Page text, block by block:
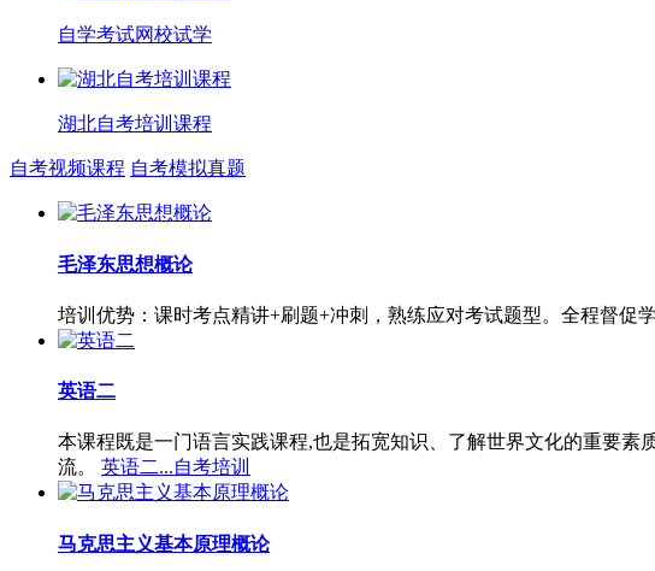
自学考试网校试学
湖北自考培训课程
自考视频课程 自考模拟真题
毛泽东思想概论
培训优势：课时考点精讲+刷题+冲刺，熟练应对考试题型。全程督促
英语二
本课程既是一门语言实践课程,也是拓宽知识、了解世界文化的重要
流。
英语二...自考培训
马克思主义基本原理概论